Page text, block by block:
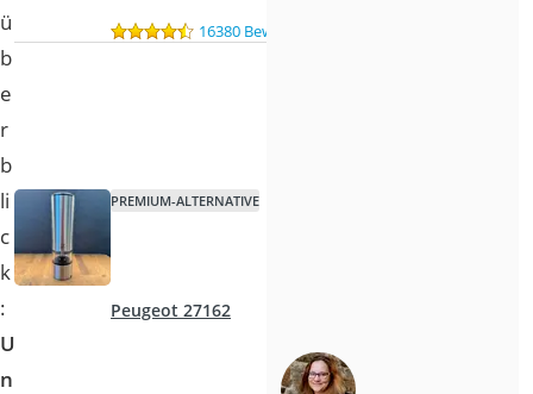
ü
b
e
r
b
li
c
k
:
U
n
16380 Bewertungen
PREMIUM-ALTERNATIVE
Peugeot 27162